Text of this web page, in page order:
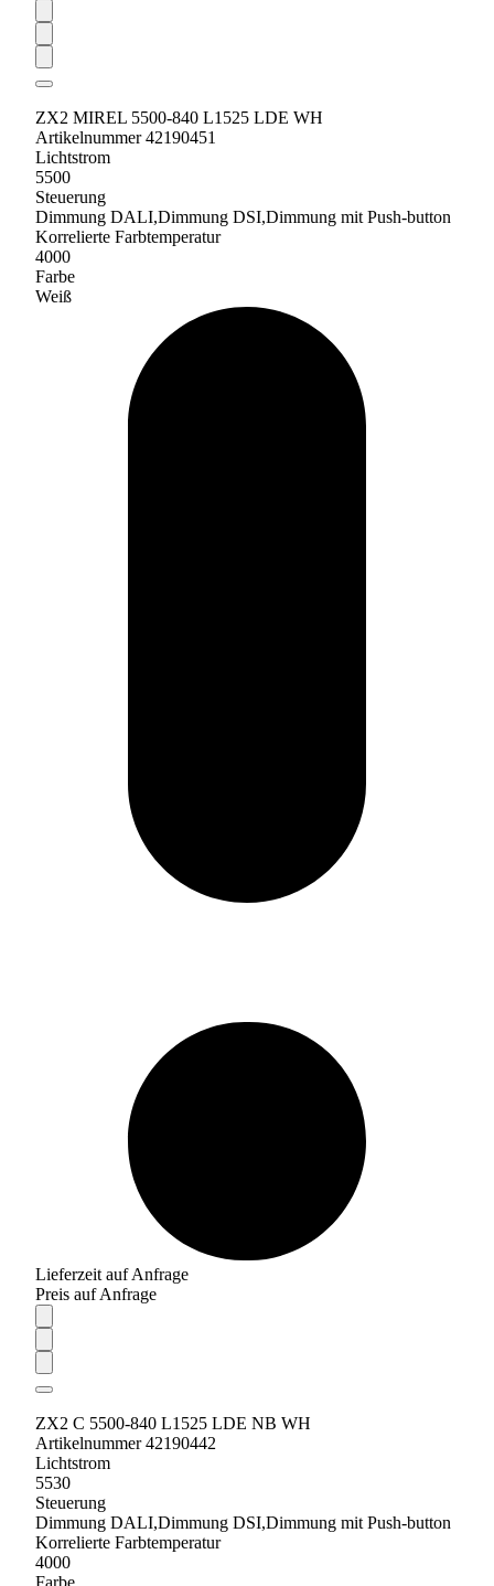
ZX2 MIREL 5500-840 L1525 LDE WH
Artikelnummer 42190451
Lichtstrom
5500
Steuerung
Dimmung DALI,Dimmung DSI,Dimmung mit Push-button
Korrelierte Farbtemperatur
4000
Farbe
Weiß
Lieferzeit auf Anfrage
Preis auf Anfrage
ZX2 C 5500-840 L1525 LDE NB WH
Artikelnummer 42190442
Lichtstrom
5530
Steuerung
Dimmung DALI,Dimmung DSI,Dimmung mit Push-button
Korrelierte Farbtemperatur
4000